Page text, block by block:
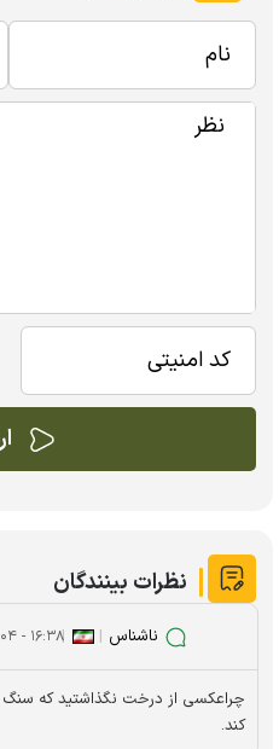
نظرات بینندگان
ناشناس |
|۱۶:۳۸ - ۱۴۰۴/۰۶/۰۴
چراعکسی از درخت نگذاشتید که سنگ
کند.